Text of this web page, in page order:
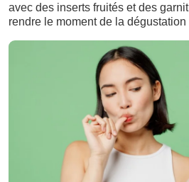
avec des inserts fruités et des
rendre le moment de la